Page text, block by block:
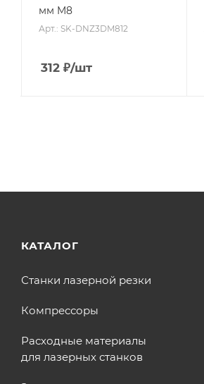
мм M8
Арт.: SK-DNZ3DM812
312₽/шт
КАТАЛОГ
Станки лазерной резки
Компрессоры
Расходные материалы
для лазерных станков